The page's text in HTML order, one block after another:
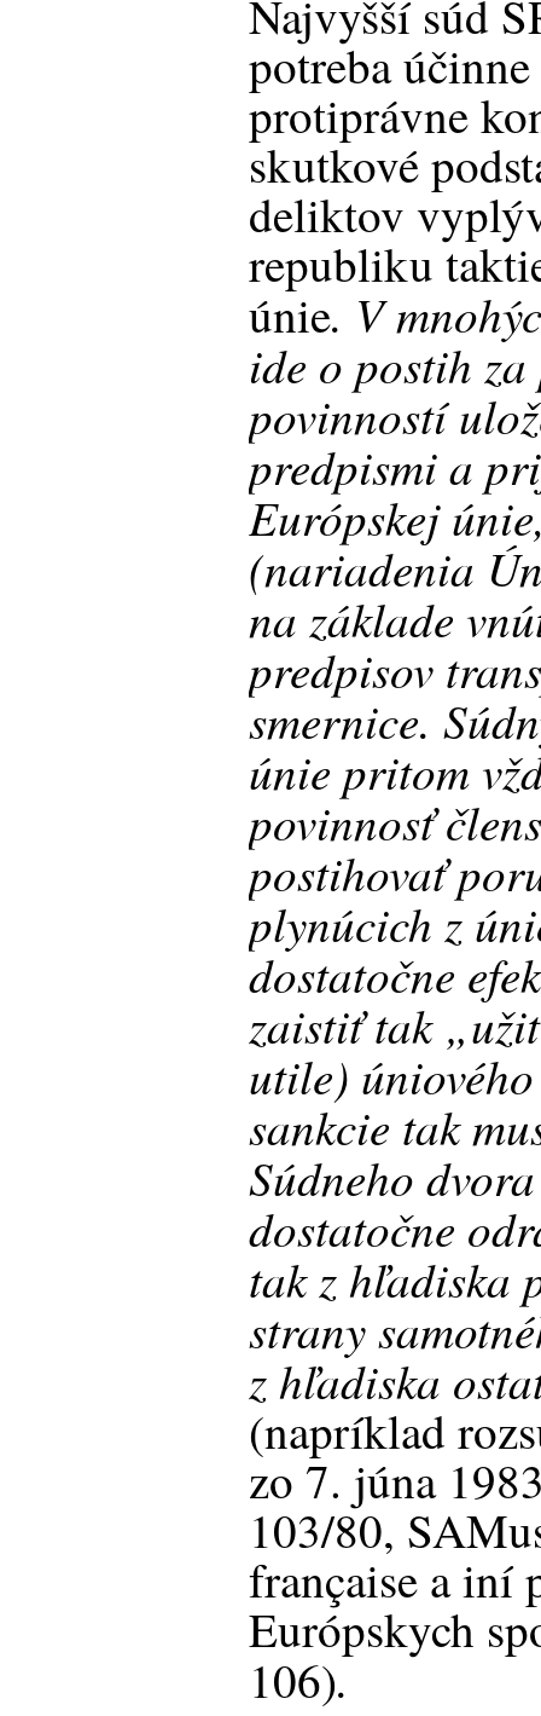
Najvyšší súd
potreba
protiprávne
skutkové
deliktov
republiku
únie. V
ide o postih
povinností
predpismi a
Európskej
(nariadenia
na základe
predpisov
smernice.
únie pritom
povinnosť
postihovať
plynúcich z
dostatočne
zaistiť tak
utile)
sankcie tak
Súdneho
dostatočne
tak z hľadiska
strany
z hľadiska
(napríklad
zo 7. júna
103/80,
française a
Európskych
106).